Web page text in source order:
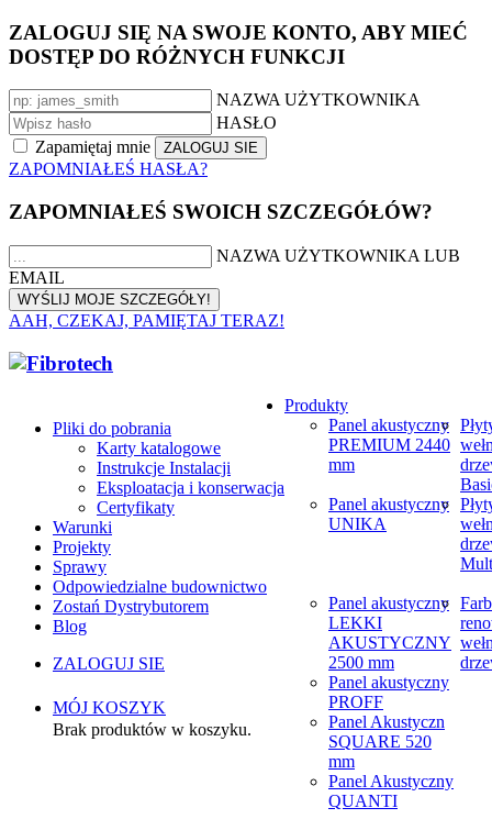
ZALOGUJ SIĘ NA SWOJE KONTO, ABY MIEĆ
DOSTĘP DO RÓŻNYCH FUNKCJI
NAZWA UŻYTKOWNIKA
HASŁO
Zapamiętaj mnie
ZAPOMNIAŁEŚ HASŁA?
ZAPOMNIAŁEŚ SWOICH SZCZEGÓŁÓW?
NAZWA UŻYTKOWNIKA LUB
EMAIL
AAH, CZEKAJ, PAMIĘTAJ TERAZ!
Pliki do pobrania
Karty katalogowe
Instrukcje Instalacji
Eksploatacja i konserwacja
Certyfikaty
Warunki
Projekty
Sprawy
Odpowiedzialne budownictwo
Zostań Dystrybutorem
Blog
ZALOGUJ SIE
MÓJ KOSZYK
Brak produktów w koszyku.
Produkty
Panel akustyczny
PREMIUM 2440
mm
Panel akustyczny
UNIKA
Panel akustyczny
LEKKI
AKUSTYCZNY
2500 mm
Panel akustyczny
PROFF
Panel Akustyczn
SQUARE 520
mm
Panel Akustyczny
QUANTI